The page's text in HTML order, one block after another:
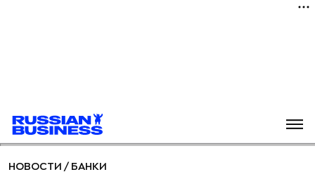
НОВОСТИ / БАНКИ